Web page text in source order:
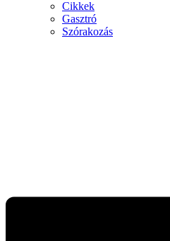
Cikkek
Gasztró
Szórakozás